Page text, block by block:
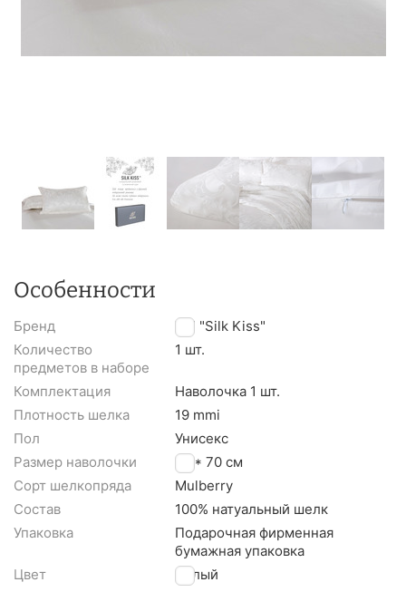
Особенности
Бренд
TM "Silk Kiss"
Количество
предметов в наборе
1 шт.
Комплектация
Наволочка 1 шт.
Плотность шелка
19 mmi
Пол
Унисекс
Размер наволочки
50 * 70 см
Сорт шелкопряда
Mulberry
Состав
100% натуальный шелк
Упаковка
Подарочная фирменная
бумажная упаковка
Цвет
Белый